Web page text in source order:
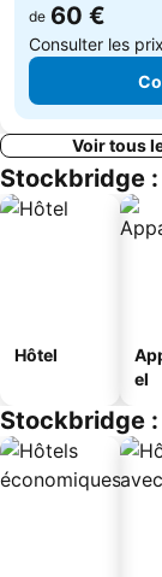
de 60 €
Consulter les
Voir tous
Stockbridge
Hôtel
el
Stockbridge